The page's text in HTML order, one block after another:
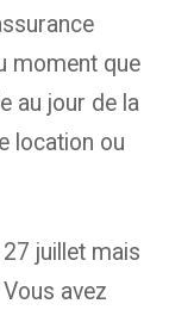
moment que
au jour de la
location ou
juillet mais
avez